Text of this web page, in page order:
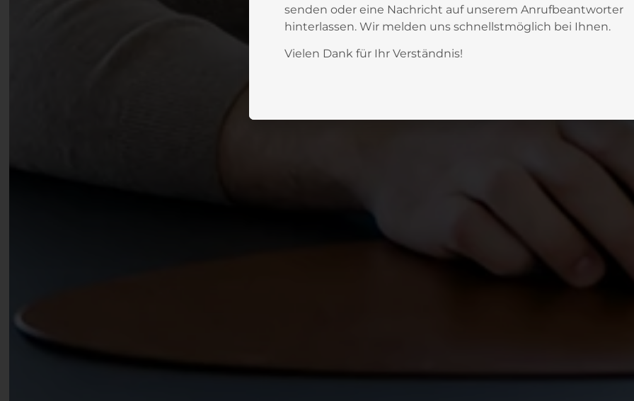
senden oder eine Nachricht auf unserem Anrufbeantworter
hinterlassen. Wir melden uns schnellstmöglich bei Ihnen.
Vielen Dank für Ihr Verständnis!